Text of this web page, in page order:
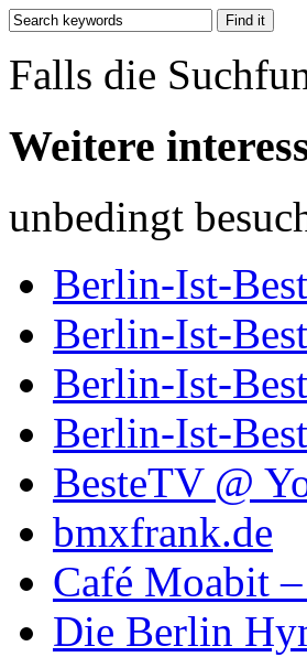
Falls die
Weitere
unbedingt
Berlin-Ist-
Berlin-Ist-
Berlin-Ist-
Berlin-Ist-
BesteTV @
bmxfrank.de
Café Moabit
Die Berlin